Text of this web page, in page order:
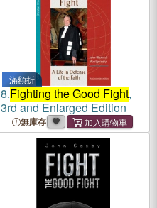
滿額折
8.Fighting the Good Fight,
3rd and Enlarged Edition
無庫存